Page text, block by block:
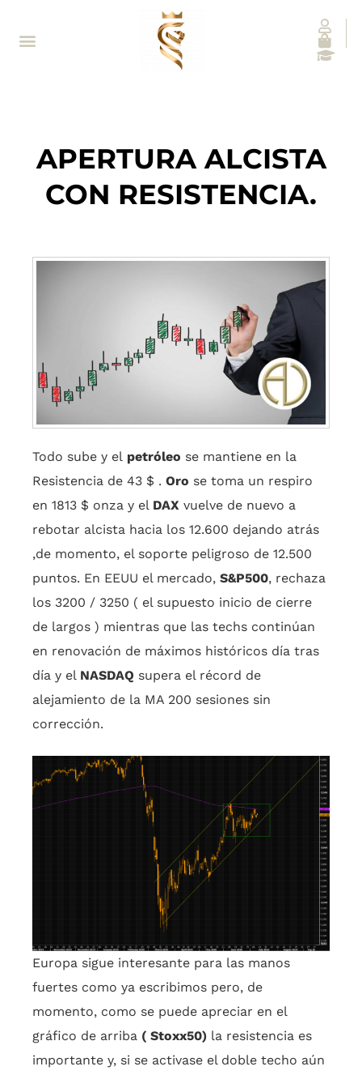
APERTURA ALCISTA
CON RESISTENCIA.
Todo sube y el petróleo se mantiene en la
Resistencia de 43 $ . Oro se toma un respiro
en 1813 $ onza y el DAX vuelve de nuevo a
rebotar alcista hacia los 12.600 dejando atrás
,de momento, el soporte peligroso de 12.500
puntos. En EEUU el mercado, S&P500, rechaza
los 3200 / 3250 ( el supuesto inicio de cierre
de largos ) mientras que las techs continúan
en renovación de máximos históricos día tras
día y el NASDAQ supera el récord de
alejamiento de la MA 200 sesiones sin
corrección.
Europa sigue interesante para las manos
fuertes como ya escribimos pero, de
momento, como se puede apreciar en el
gráfico de arriba ( Stoxx50) la resistencia es
importante y, si se activase el doble techo aún